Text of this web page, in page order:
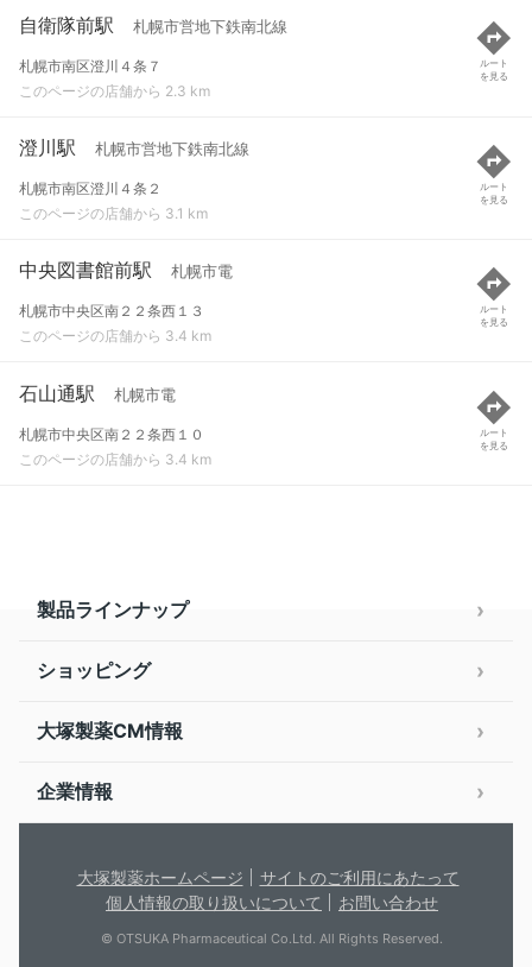
自衛隊前駅 札幌市営地下鉄南北線
札幌市南区澄川４条７
このページの店舗から 2.3 km
ルート
を見る
澄川駅 札幌市営地下鉄南北線
札幌市南区澄川４条２
このページの店舗から 3.1 km
ルート
を見る
中央図書館前駅 札幌市電
札幌市中央区南２２条西１３
このページの店舗から 3.4 km
ルート
を見る
石山通駅 札幌市電
札幌市中央区南２２条西１０
このページの店舗から 3.4 km
ルート
を見る
製品ラインナップ
ショッピング
大塚製薬CM情報
企業情報
大塚製薬ホームページ
サイトのご利用にあたって
個人情報の取り扱いについて
お問い合わせ
© OTSUKA Pharmaceutical Co.Ltd. All Rights Reserved.